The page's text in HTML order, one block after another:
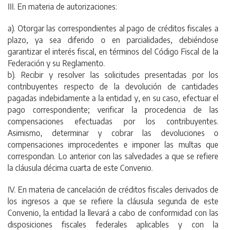
III. En materia de autorizaciones:
a). Otorgar las correspondientes al pago de créditos fiscales a
plazo, ya sea diferido o en parcialidades, debiéndose
garantizar el interés fiscal, en términos del Código Fiscal de la
Federación y su Reglamento.
b). Recibir y resolver las solicitudes presentadas por los
contribuyentes respecto de la devolución de cantidades
pagadas indebidamente a la entidad y, en su caso, efectuar el
pago correspondiente; verificar la procedencia de las
compensaciones efectuadas por los contribuyentes.
Asimismo, determinar y cobrar las devoluciones o
compensaciones improcedentes e imponer las multas que
correspondan. Lo anterior con las salvedades a que se refiere
la cláusula décima cuarta de este Convenio.
IV. En materia de cancelación de créditos fiscales derivados de
los ingresos a que se refiere la cláusula segunda de este
Convenio, la entidad la llevará a cabo de conformidad con las
disposiciones fiscales federales aplicables y con la